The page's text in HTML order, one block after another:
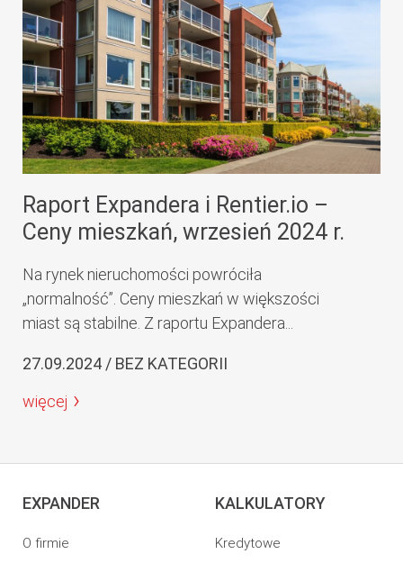
Raport Expandera i Rentier.io –
Ceny mieszkań, wrzesień 2024 r.
Na rynek nieruchomości powróciła
„normalność”. Ceny mieszkań w większości
miast są stabilne. Z raportu Expandera...
27.09.2024 / BEZ KATEGORII
więcej
EXPANDER
O firmie
KALKULATORY
Kredytowe